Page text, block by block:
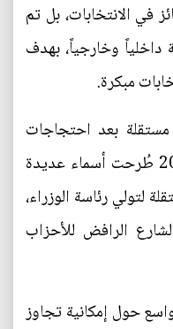
في الانتخابات، بل تم
وخارجياً، بهدف
مبكرة.
بعد احتجاجات
تشرين: بعد احتجاجات عام 2019 طُرحت أسماء عديدة
لتولي رئاسة الوزراء،
الرافض للأحزاب
حول إمكانية تجاوز